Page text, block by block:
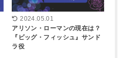
2024.05.01
アリソン・ローマンの現在は？
『ビッグ・フィッシュ』サンド
ラ役